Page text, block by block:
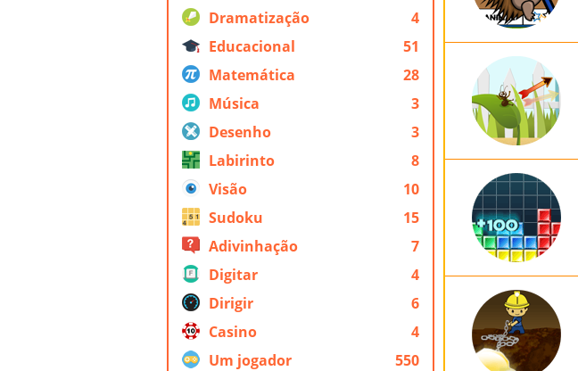
Dramatização
4
Educacional
51
Matemática
28
Música
3
Desenho
3
Labirinto
8
Visão
10
Sudoku
15
Adivinhação
7
Digitar
4
Dirigir
6
Casino
4
Um jogador
550